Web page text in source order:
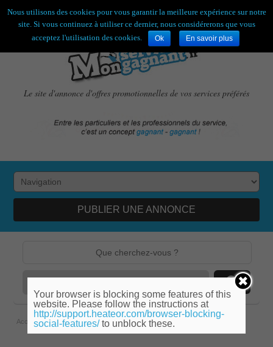
Bienvenue,visiteur ![S'enregistrer|Connexion]
Le site d'annonce d'offres promotionnelles de vos services préférés
PUBLIER UNE ANNONCE
Accueil » Limousin » Haute-Vienne » Services loisirs et sorties
Nous utilisons des cookies pour vous garantir la meilleure expérience sur notre
site. Si vous continuez à utiliser ce dernier, nous considérerons que vous
acceptez l'utilisation des cookies.
Ok En savoir plus
Your browser is blocking some features of this
website. Please follow the instructions at
http://support.heateor.com/browser-blocking-
social-features/to unblock these.